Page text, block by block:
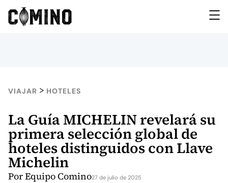
VIAJAR > HOTELES
La Guía MICHELIN revelará su
primera selección global de
hoteles distinguidos con Llave
Michelin
PorEquipo Comino27 de julio de 2025